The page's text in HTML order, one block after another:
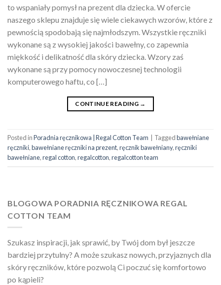
to wspaniały pomysł na prezent dla dziecka. W ofercie
naszego sklepu znajduje się wiele ciekawych wzorów, które z
pewnością spodobają się najmłodszym. Wszystkie ręczniki
wykonane są z wysokiej jakości bawełny, co zapewnia
miękkość i delikatność dla skóry dziecka. Wzory zaś
wykonane są przy pomocy nowoczesnej technologii
komputerowego haftu, co […]
CONTINUE READING →
Posted inPoradnia ręcznikowa | Regal Cotton Team Taggedbawełniane
ręczniki,bawełniane ręczniki na prezent,ręcznik bawełniany,ręczniki
bawełniane,regal cotton,regalcotton,regalcotton team
BLOGOWA PORADNIA RĘCZNIKOWA REGAL
COTTON TEAM
Szukasz inspiracji, jak sprawić, by Twój dom był jeszcze
bardziej przytulny? A może szukasz nowych, przyjaznych dla
skóry ręczników, które pozwolą Ci poczuć się komfortowo
po kąpieli?